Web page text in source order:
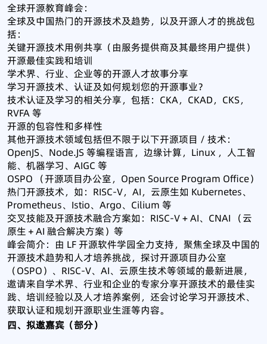
全球开源教育峰会：
全球及中国热门的开源技术及趋势，以及开源人才的挑战包
括：
关键开源技术用例共享（由服务提供商及其最终用户提供）
开源最佳实践和培训
学术界、行业、企业等的开源人才故事分享
学习开源技术、认证及如何规划您的开源事业？
技术认证及学习的相关分享，包括：CKA，CKAD，CKS，
RVFA 等
开源的包容性和多样性
其他开源技术领域包括但不限于以下开源项目 / 技术：
OpenJS、Node.JS 等编程语言，边缘计算，Linux ，人工智
能、机器学习、AIGC 等
OSPO （开源项目办公室，Open Source Program Office）
热门开源技术，如：RISC-V，AI，云原生如 Kubernetes、
Prometheus、Istio、Argo、Cilium 等
交叉技能及开源技术融合方案如：RISC-V + AI、CNAI （云
原生＋AI 融合解决方案）等
峰会简介：由 LF 开源软件学园全力支持，聚焦全球及中国的
开源技术趋势和人才培养挑战，探讨开源项目办公室
（OSPO）、RISC-V、AI、云原生技术等领域的最新进展，
邀请来自学术界、行业和企业的专家分享开源技术的最佳实
践、培训经验以及人才培养案例，还会讨论学习开源技术、
获取认证和规划开源职业生涯等内容。
四、拟邀嘉宾（部分）